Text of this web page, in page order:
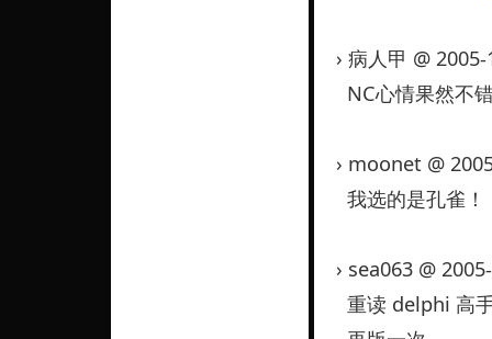
› 病人甲 @
NC心情果然不
› moonet @
我选的是孔雀！
› sea063 @
重读 delphi 高